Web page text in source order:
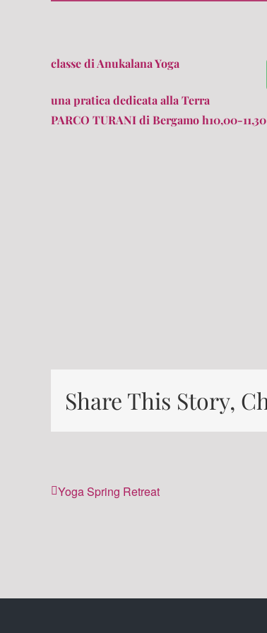
classe di Anukalana Yoga
una pratica dedicata alla Terra
PARCO TURANI di Bergamo h10,00-11,30
Share This Story,
Yoga Spring Retreat